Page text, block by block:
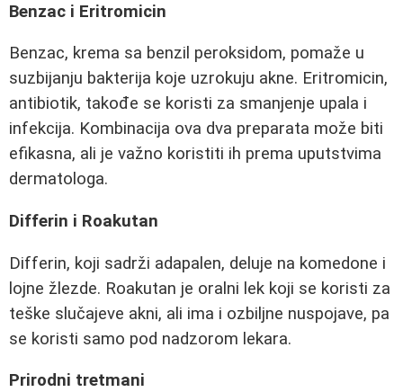
Benzac i Eritromicin
Benzac, krema sa benzil peroksidom, pomaže u
suzbijanju bakterija koje uzrokuju akne. Eritromicin,
antibiotik, takođe se koristi za smanjenje upala i
infekcija. Kombinacija ova dva preparata može biti
efikasna, ali je važno koristiti ih prema uputstvima
dermatologa.
Differin i Roakutan
Differin, koji sadrži adapalen, deluje na komedone i
lojne žlezde. Roakutan je oralni lek koji se koristi za
teške slučajeve akni, ali ima i ozbiljne nuspojave, pa
se koristi samo pod nadzorom lekara.
Prirodni tretmani